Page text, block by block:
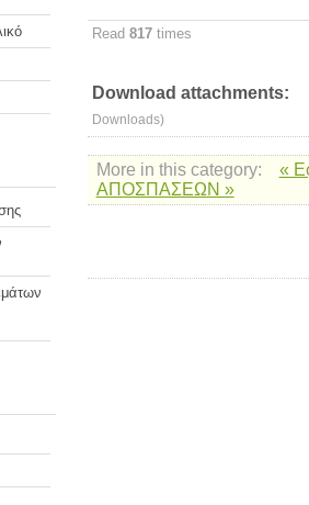
Read 817times
Download attachments:
Downloads)
More in this category:
«
ΑΠΟΣΠΑΣΕΩΝ »